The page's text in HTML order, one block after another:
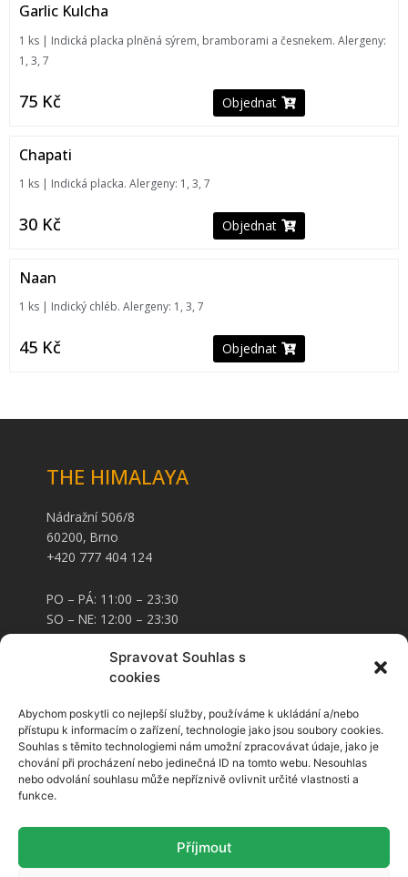
Spravovat Souhlas s
cookies
Abychom poskytli co nejlepší služby, používáme k ukládání a/nebo
přístupu k informacím o zařízení, technologie jako jsou soubory cookies.
Souhlas s těmito technologiemi nám umožní zpracovávat údaje, jako je
chování při procházení nebo jedinečná ID na tomto webu. Nesouhlas
nebo odvolání souhlasu může nepříznivě ovlivnit určité vlastnosti a
funkce.
Příjmout
Garlic Kulcha
1 ks | Indická placka plněná sýrem, bramborami a česnekem. Alergeny:
1, 3, 7
75 Kč Objednat
Chapati
1 ks | Indická placka. Alergeny: 1, 3, 7
30 Kč Objednat
Naan
1 ks | Indický chléb. Alergeny: 1, 3, 7
45 Kč Objednat
THE HIMALAYA
Nádražní 506/8
60200, Brno
+420 777 404 124
PO – PÁ: 11:00 – 23:30
SO – NE: 12:00 – 23:30
KARTY A STRAVENKY
Stravenky
Stravenkové karty
Platební karty
SLEDUJTE NÁS
a
n